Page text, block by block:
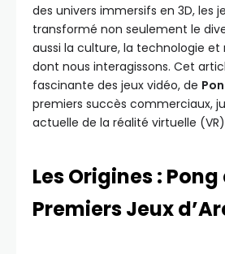
des univers immersifs en 3D, les
transformé non seulement le
aussi la culture, la technologie
dont nous interagissons. Cet
fascinante des jeux vidéo, de
premiers succès commerciaux,
actuelle de la réalité virtuelle
Les Origines : Pong
Premiers Jeux